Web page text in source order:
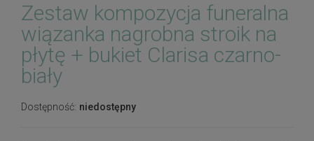
Zestaw kompozycja funeralna
wiązanka nagrobna stroik na
płytę + bukiet Clarisa czarno-
biały
Dostępność: niedostępny